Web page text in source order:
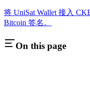
将 UniSat Wallet 接入
Bitcoin 签名。
On this page